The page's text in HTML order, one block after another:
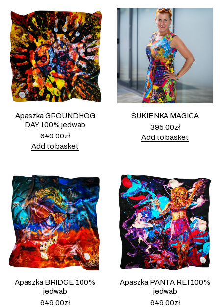
Apaszka GROUNDHOG
DAY 100% jedwab
649.00zł
Add to basket
SUKIENKA MAGICA
395.00zł
Add to basket
Apaszka BRIDGE 100%
jedwab
649.00zł
Apaszka PANTA REI 100%
jedwab
649.00zł